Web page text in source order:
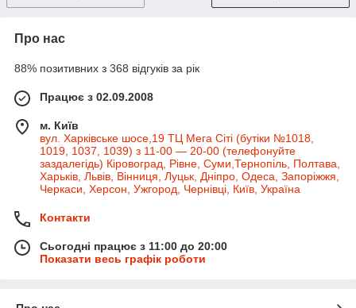
Про нас
88% позитивних з 368 відгуків за рік
Працює з 02.09.2008
м. Київ
вул. Харківське шосе,19 ТЦ Мега Сіті (бутіки №1018,
1019, 1037, 1039) з 11-00 — 20-00 (телефонуйте
заздалегідь) Кіровоград, Рівне, Суми,Тернопіль, Полтава,
Харьків, Львів, Вінниця, Луцьк, Дніпро, Одеса, Запоріжжя,
Черкаси, Херсон, Ужгород, Чернівці, Київ, Україна
Контакти
Сьогодні працює з 11:00 до 20:00
Показати весь графік роботи